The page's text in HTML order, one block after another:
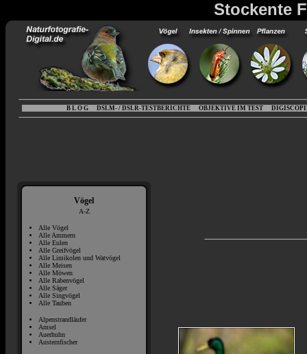
Stockente
B L O G DSLM- / DSLR-TESTBERICHTE OBJEKTIVE IM TEST
Vögel
A-Z
Alle Vögel
Alle Ammern
Alle Eulen
Alle Greifvögel
Alle Limikolen und Watvögel
Alle Meisen
Alle Möwen
Alle Rabenvögel
Alle Säger
Alle Singvögel
Alle Tauben
Alpenstrandläufer
Amsel
Auerhuhn
Austernfischer